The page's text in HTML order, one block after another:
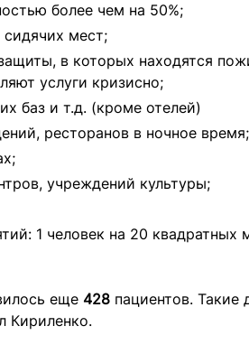
более чем на 50%;
мест;
в которых находятся
услуги кризисно;
баз и т.д. (кроме отелей)
ресторанов в ночное время;
учреждений культуры;
1 человек на 20 квадратных
еще 428 пациентов. Такие
Кириленко.